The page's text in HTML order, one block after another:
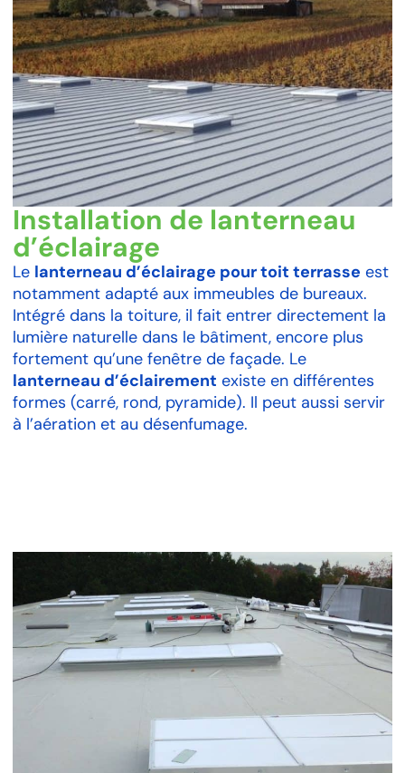
Installation de lanterneau
d’éclairage
Le lanterneau d’éclairage pour toit terrasse est
notamment adapté aux immeubles de bureaux.
Intégré dans la toiture, il fait entrer directement la
lumière naturelle dans le bâtiment, encore plus
fortement qu’une fenêtre de façade. Le
lanterneau d’éclairement existe en différentes
formes (carré, rond, pyramide). Il peut aussi servir
à l’aération et au désenfumage.